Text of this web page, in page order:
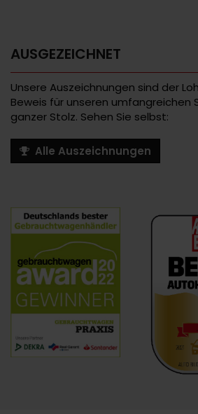
AUSGEZEICHNET
Unsere Auszeichnungen sind der
Beweis für unseren umfangreichen
ganzer Stolz. Sehen Sie selbst:
Alle Auszeichnungen